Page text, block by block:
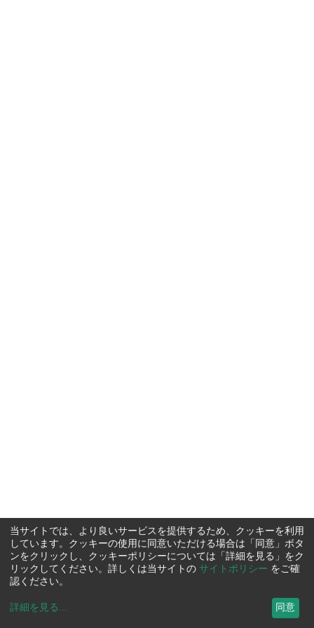
当サイトでは、より良いサービスを提供するため、クッキーを利用
しています。クッキーの使用に同意いただける場合は「同意」ボタ
ンをクリックし、クッキーポリシーについては「詳細を見る」をク
リックしてください。詳しくは当サイトの サイトポリシー をご確
認ください。
詳細を見る ... 同意